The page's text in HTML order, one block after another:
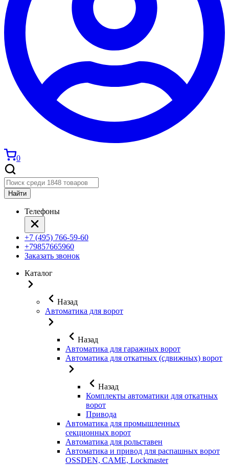
0
Найти
Телефоны
+7 (495) 766-59-60
+79857665960
Заказать звонок
Каталог
Назад
Автоматика для ворот
Назад
Автоматика для гаражных ворот
Автоматика для откатных (сдвижных) ворот
Назад
Комплекты автоматики для откатных
ворот
Привода
Автоматика для промышленных
секционных ворот
Автоматика для рольставен
Автоматика и привод для распашных ворот
OSSDEN, CAME, Lockmaster